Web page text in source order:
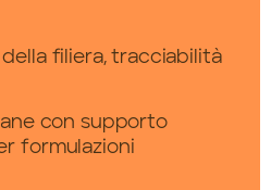
filiera, tracciabilità
con supporto
formulazioni